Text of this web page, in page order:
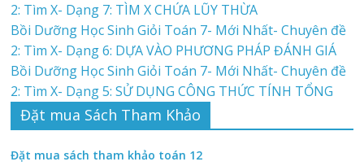
2: Tìm X- Dạng 7: TÌM X CHỨA LŨY THỪA
Bồi Dưỡng Học Sinh Giỏi Toán 7- Mới Nhất- Chuyên đề
2: Tìm X- Dạng 6: DỰA VÀO PHƯƠNG PHÁP ĐÁNH GIÁ
Bồi Dưỡng Học Sinh Giỏi Toán 7- Mới Nhất- Chuyên đề
2: Tìm X- Dạng 5: SỬ DỤNG CÔNG THỨC TÍNH TỔNG
Đặt mua Sách Tham Khảo
Đặt mua sách tham khảo toán 12